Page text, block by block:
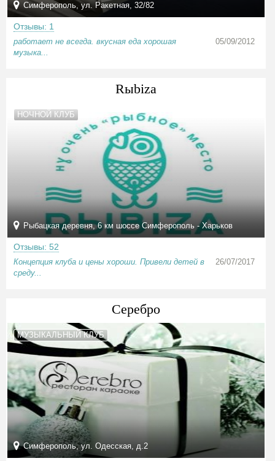
Симферополь, ул. Ракетная, 32/82
Отзывы: 1
работает не всегда. вкусная еда хорошая
музыка...
05/09/2012
Rыbiza
НОЧНОЙ КЛУБ
Рыбацкая деревня, 6 км шоссе Симферополь - Харьков
Отзывы: 52
Концепция клуба и цены хороши. Привели детей в
среду...
26/07/2017
Серебро
МУЗЫКАЛЬНЫЙ КЛУБ
Симферополь, ул. Одесская, д.2